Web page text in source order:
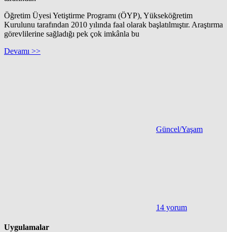
Öğretim Üyesi Yetiştirme Programı (ÖYP), Yükseköğretim
Kurulunu tarafından 2010 yılında faal olarak başlatılmıştır. Araştırma
görevlilerine sağladığı pek çok imkânla bu
Devamı >>
Güncel/Yaşam
14 yorum
Uygulamalar